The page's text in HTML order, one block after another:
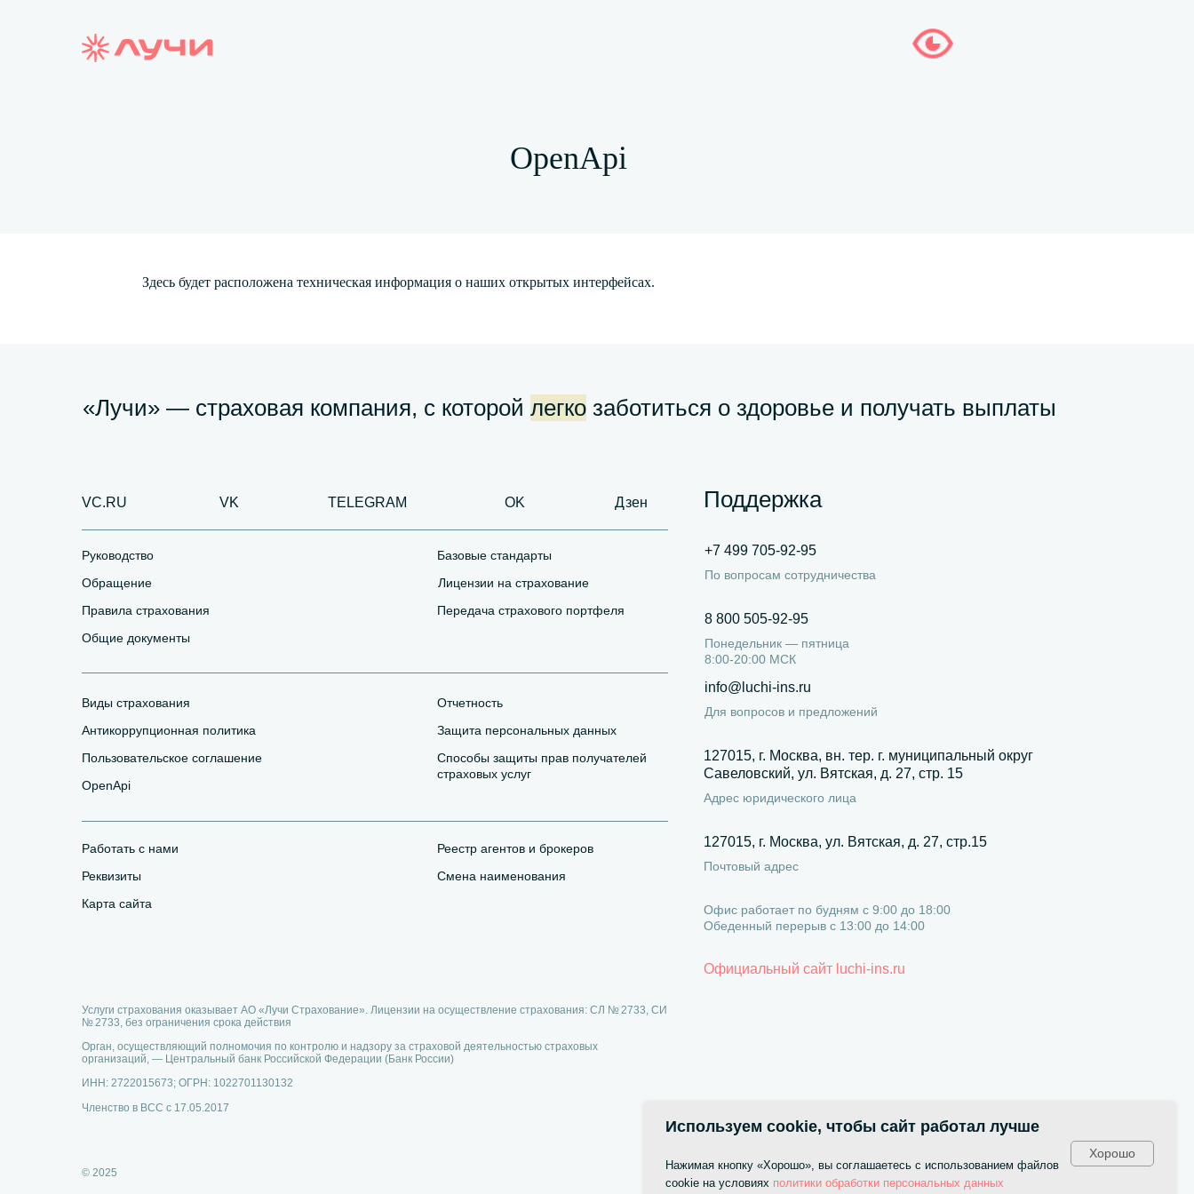
OpenApi
Здесь будет расположена техническая информация о наших открытых интерфейсах.
Используем cookie, чтобы сайт работал лучше
Нажимая кнопку «Хорошо», вы соглашаетесь с использованием файлов
cookie на условиях политики обработки персональных данных
Хорошо
«Лучи» — страховая компания, с которой легко заботиться о здоровье и получать выплаты
Руководство
Обращение
Правила страхования
Базовые стандарты
Лицензии на страхование
Передача страхового портфеля
Антикоррупционная политика
Виды страхования
Пользовательское соглашение
Работать с нами
Реквизиты
Смена наименования
Реестр агентов и брокеров
Защита персональных данных
Отчетность
Способы защиты прав получателей
страховых услуг
Орган, осуществляющий полномочия по контролю и надзору за страховой деятельностью страховых
организаций, — Центральный банк Российской Федерации (Банк России)
Членство в ВСС с 17.05.2017
Услуги страхования оказывает АО «Лучи Страхование». Лицензии на осуществление страхования: СЛ № 2733, CИ
№ 2733, без ограничения срока действия
ИНН: 2722015673; ОГРН: 1022701130132
© 2025
Понедельник — пятница
8:00-20:00 МСК
8 800 505-92-95
info@luchi-ins.ru
Для вопросов и предложений
Офис работает по будням с 9:00 до 18:00
Обеденный перерыв с 13:00 до 14:00
Почтовый адрес
127015, г. Москва, ул. Вятская, д. 27, стр.15
Официальный сайт luchi-ins.ru
OpenApi
Карта сайта
Общие документы
VK TELEGRAM
+7 499 705-92-95
По вопросам сотрудничества
OK
VC.RU Дзен Поддержка
Адрес юридического лица
127015, г. Москва, вн. тер. г. муниципальный округ
Савеловский, ул. Вятская, д. 27, стр. 15